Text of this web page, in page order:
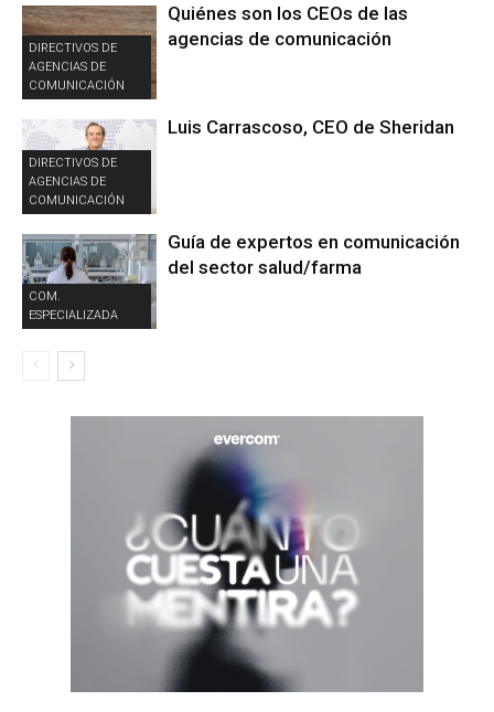
DIRECTIVOS DE
AGENCIAS DE
COMUNICACIÓN
Quiénes son los CEOs de las
agencias de comunicación
DIRECTIVOS DE
AGENCIAS DE
COMUNICACIÓN
Luis Carrascoso, CEO de Sheridan
COM.
ESPECIALIZADA
Guía de expertos en comunicación
del sector salud/farma